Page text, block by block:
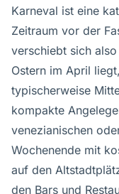
Karneval ist eine
Zeitraum vor der
verschiebt sich
Ostern im April
typischerweise
kompakte
venezianischen
Wochenende mit
auf den
den Bars und